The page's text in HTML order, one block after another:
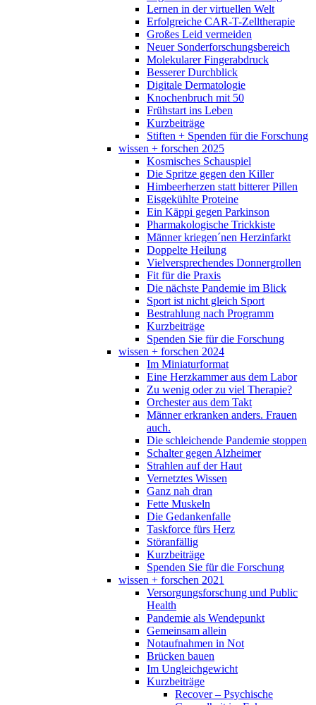
Lernen in der virtuellen Welt
Erfolgreiche CAR-T-Zelltherapie
Großes Leid vermeiden
Neuer Sonderforschungsbereich
Molekularer Fingerabdruck
Besserer Durchblick
Digitale Dermatologie
Knochenbruch mit 50
Frühstart ins Leben
Kurzbeiträge
Stiften + Spenden für die Forschung
wissen + forschen 2025
Kosmisches Schauspiel
Die Spritze gegen den Killer
Himbeerherzen statt bitterer Pillen
Eisgekühlte Proteine
Ein Käppi gegen Parkinson
Pharmakologische Trickkiste
Männer kriegen´nen Herzinfarkt
Doppelte Heilung
Vielversprechendes Donnergrollen
Fit für die Praxis
Die nächste Pandemie im Blick
Sport ist nicht gleich Sport
Bestrahlung nach Programm
Kurzbeiträge
Spenden Sie für die Forschung
wissen + forschen 2024
Im Miniaturformat
Eine Herzkammer aus dem Labor
Zu wenig oder zu viel Therapie?
Orchester aus dem Takt
Männer erkranken anders. Frauen
auch.
Die schleichende Pandemie stoppen
Schalter gegen Alzheimer
Strahlen auf der Haut
Vernetztes Wissen
Ganz nah dran
Fette Muskeln
Die Gedankenfalle
Taskforce fürs Herz
Störanfällig
Kurzbeiträge
Spenden Sie für die Forschung
wissen + forschen 2021
Versorgungsforschung und Public
Health
Pandemie als Wendepunkt
Gemeinsam allein
Notaufnahmen in Not
Brücken bauen
Im Ungleichgewicht
Kurzbeiträge
Recover – Psychische